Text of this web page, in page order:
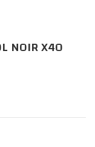
NOIR X40